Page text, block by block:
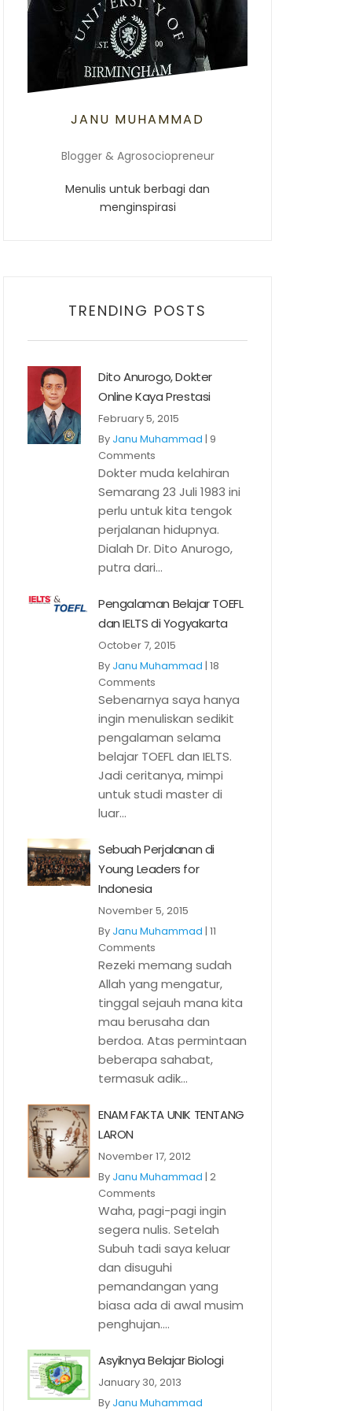
JANU MUHAMMAD
Blogger & Agrosociopreneur
Menulis untuk berbagi dan
menginspirasi
TRENDING POSTS
Dito Anurogo, Dokter
Online Kaya Prestasi
February 5, 2015
By Janu Muhammad | 9
Comments
Dokter muda kelahiran
Semarang 23 Juli 1983 ini
perlu untuk kita tengok
perjalanan hidupnya.
Dialah Dr. Dito Anurogo,
putra dari...
Pengalaman Belajar TOEFL
dan IELTS di Yogyakarta
October 7, 2015
By Janu Muhammad | 18
Comments
Sebenarnya saya hanya
ingin menuliskan sedikit
pengalaman selama
belajar TOEFL dan IELTS.
Jadi ceritanya, mimpi
untuk studi master di
luar...
Sebuah Perjalanan di
Young Leaders for
Indonesia
November 5, 2015
By Janu Muhammad | 11
Comments
Rezeki memang sudah
Allah yang mengatur,
tinggal sejauh mana kita
mau berusaha dan
berdoa. Atas permintaan
beberapa sahabat,
termasuk adik...
ENAM FAKTA UNIK TENTANG
LARON
November 17, 2012
By Janu Muhammad | 2
Comments
Waha, pagi-pagi ingin
segera nulis. Setelah
Subuh tadi saya keluar
dan disuguhi
pemandangan yang
biasa ada di awal musim
penghujan....
Asyiknya Belajar Biologi
January 30, 2013
By Janu Muhammad